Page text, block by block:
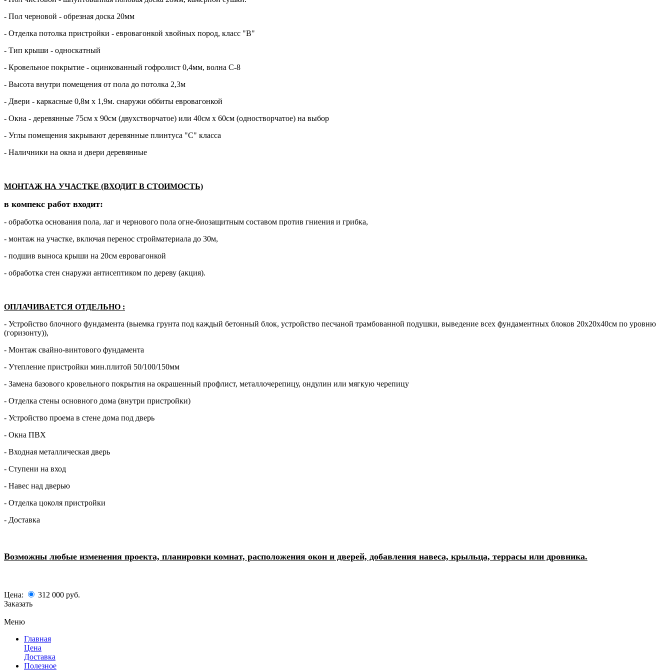
- Пол черновой - обрезная доска 20мм
- Отделка потолка пристройки - евровагонкой хвойных пород, класс "В"
- Тип крыши - односкатный
- Кровельное покрытие - оцинкованный гофролист 0,4мм, волна С-8
- Высота внутри помещения от пола до потолка 2,3м
- Двери - каркасные 0,8м х 1,9м. снаружи оббиты евровагонкой
- Окна - деревянные 75см х 90см (двухстворчатое) или 40см х 60см (одностворчатое) на выбор
- Углы помещения закрывают деревянные плинтуса "С" класса
- Наличники на окна и двери деревянные
МОНТАЖ НА УЧАСТКЕ (ВХОДИТ В СТОИМОСТЬ)
в компекс работ входит:
- обработка основания пола, лаг и чернового пола огне-биозащитным составом против гниения и грибка,
- монтаж на участке, включая перенос стройматериала до 30м,
- подшив выноса крыши на 20см евровагонкой
- обработка стен снаружи антисептиком по дереву (акция).
ОПЛАЧИВАЕТСЯ ОТДЕЛЬНО :
- Устройство блочного фундамента (выемка грунта под каждый бетонный блок, устройство песчаной трамбованной подушки, выведение всех фундаментных блоков 20х20х40см по уровню
(горизонту)),
- Монтаж свайно-винтового фундамента
- Утепление пристройки мин.плитой 50/100/150мм
- Замена базового кровельного покрытия на окрашенный профлист, металлочерепицу, ондулин или мягкую черепицу
- Отделка стены основного дома (внутри пристройки)
- Устройство проема в стене дома под дверь
- Окна ПВХ
- Входная металлическая дверь
- Ступени на вход
- Навес над дверью
- Отделка цоколя пристройки
- Доставка
Возможны любые изменения проекта, планировки комнат, расположения окон и дверей, добавления навеса, крыльца, террасы или дровника.
Цена: 312 000 руб.
Заказать
Меню
Главная
Цена
Доставка
Полезное